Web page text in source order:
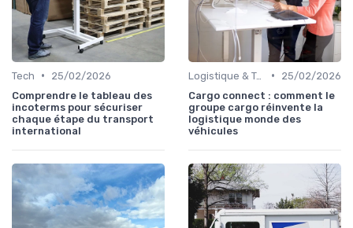
Tech •
25/02/2026
Comprendre le tableau des
incoterms pour sécuriser
chaque étape du transport
international
Logistique & Transport •
25/02/2026
Cargo connect : comment le
groupe cargo réinvente la
logistique monde des
véhicules